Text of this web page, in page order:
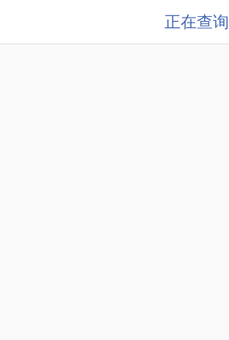
正在查